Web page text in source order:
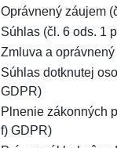
Oprávnený záujem
Súhlas (čl. 6 ods. 1
Zmluva a
Súhlas dotknutej
GDPR)
Plnenie zákonných
f) GDPR)